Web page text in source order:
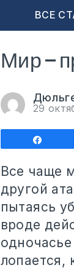
ВСЕ
Мир —
29
Все чаще
другой
пытаясь
вроде
лопается,